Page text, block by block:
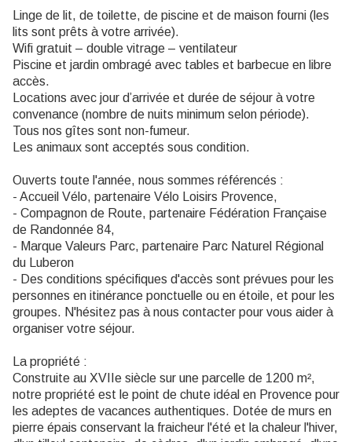
Linge de lit, de toilette, de piscine et de maison fourni (les
lits sont prêts à votre arrivée).
Wifi gratuit – double vitrage – ventilateur
Piscine et jardin ombragé avec tables et barbecue en libre
accès.
Locations avec jour d’arrivée et durée de séjour à votre
convenance (nombre de nuits minimum selon période).
Tous nos gîtes sont non-fumeur.
Les animaux sont acceptés sous condition.
Ouverts toute l'année, nous sommes référencés :
- Accueil Vélo, partenaire Vélo Loisirs Provence,
- Compagnon de Route, partenaire Fédération Française
de Randonnée 84,
- Marque Valeurs Parc, partenaire Parc Naturel Régional
du Luberon
- Des conditions spécifiques d'accès sont prévues pour les
personnes en itinérance ponctuelle ou en étoile, et pour les
groupes. N'hésitez pas à nous contacter pour vous aider à
organiser votre séjour.
La propriété :
Construite au XVIIe siècle sur une parcelle de 1200 m²,
notre propriété est le point de chute idéal en Provence pour
les adeptes de vacances authentiques. Dotée de murs en
pierre épais conservant la fraicheur l'été et la chaleur l'hiver,